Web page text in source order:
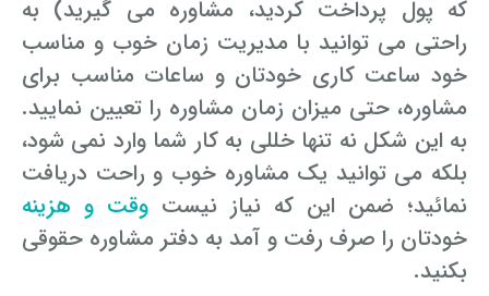
که پول پرداخت کردید، مشاوره می گیرید) به
راحتی می توانید با مدیریت زمان خوب و مناسب
خود ساعت کاری خودتان و ساعات مناسب برای
مشاوره، حتی میزان زمان مشاوره را تعیین نمایید.
به این شکل نه تنها خللی به کار شما وارد نمی شود،
بلکه می توانید یک مشاوره خوب و راحت دریافت
نمائید؛ ضمن این که نیاز نیست وقت و هزینه
خودتان را صرف رفت و آمد به دفتر مشاوره حقوقی
بکنید.